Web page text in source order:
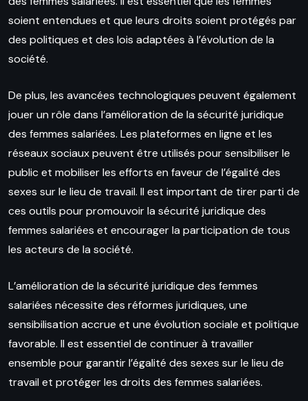
soient entendues et que leurs droits soient protégés par
des politiques et des lois adaptées à l’évolution de la
société.
De plus, les avancées technologiques peuvent également
jouer un rôle dans l’amélioration de la sécurité juridique
des femmes salariées. Les plateformes en ligne et les
réseaux sociaux peuvent être utilisés pour sensibiliser le
public et mobiliser les efforts en faveur de l’égalité des
sexes sur le lieu de travail. Il est important de tirer parti de
ces outils pour promouvoir la sécurité juridique des
femmes salariées et encourager la participation de tous
les acteurs de la société.
L’amélioration de la sécurité juridique des femmes
salariées nécessite des réformes juridiques, une
sensibilisation accrue et une évolution sociale et politique
favorable. Il est essentiel de continuer à travailler
ensemble pour garantir l’égalité des sexes sur le lieu de
travail et protéger les droits des femmes salariées.